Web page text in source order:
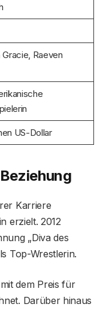
Gracie, Raeven
US-Dollar
Karriere
erzielt. 2012
„Diva des
Top-Wrestlerin.
dem Preis für
Darüber hinaus